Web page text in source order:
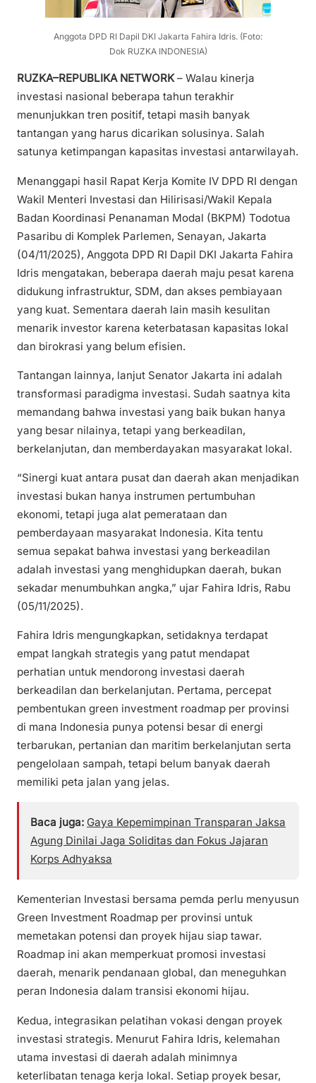
Anggota DPD RI Dapil DKI Jakarta Fahira Idris. (Foto:
Dok RUZKA INDONESIA)
RUZKA–REPUBLIKA NETWORK– Walau kinerja
investasi nasional beberapa tahun terakhir
menunjukkan tren positif, tetapi masih banyak
tantangan yang harus dicarikan solusinya. Salah
satunya ketimpangan kapasitas investasi antarwilayah.
Menanggapi hasil Rapat Kerja Komite IV DPD RI dengan
Wakil Menteri Investasi dan Hilirisasi/Wakil Kepala
Badan Koordinasi Penanaman Modal (BKPM) Todotua
Pasaribu di Komplek Parlemen, Senayan, Jakarta
(04/11/2025), Anggota DPD RI Dapil DKI Jakarta Fahira
Idris mengatakan, beberapa daerah maju pesat karena
didukung infrastruktur, SDM, dan akses pembiayaan
yang kuat. Sementara daerah lain masih kesulitan
menarik investor karena keterbatasan kapasitas lokal
dan birokrasi yang belum efisien.
Tantangan lainnya, lanjut Senator Jakarta ini adalah
transformasi paradigma investasi. Sudah saatnya kita
memandang bahwa investasi yang baik bukan hanya
yang besar nilainya, tetapi yang berkeadilan,
berkelanjutan, dan memberdayakan masyarakat lokal.
“Sinergi kuat antara pusat dan daerah akan menjadikan
investasi bukan hanya instrumen pertumbuhan
ekonomi, tetapi juga alat pemerataan dan
pemberdayaan masyarakat Indonesia. Kita tentu
semua sepakat bahwa investasi yang berkeadilan
adalah investasi yang menghidupkan daerah, bukan
sekadar menumbuhkan angka,” ujar Fahira Idris, Rabu
(05/11/2025).
Fahira Idris mengungkapkan, setidaknya terdapat
empat langkah strategis yang patut mendapat
perhatian untuk mendorong investasi daerah
berkeadilan dan berkelanjutan. Pertama, percepat
pembentukan green investment roadmap per provinsi
di mana Indonesia punya potensi besar di energi
terbarukan, pertanian dan maritim berkelanjutan serta
pengelolaan sampah, tetapi belum banyak daerah
memiliki peta jalan yang jelas.
Baca juga: Gaya Kepemimpinan Transparan Jaksa
Agung Dinilai Jaga Soliditas dan Fokus Jajaran
Korps Adhyaksa
Kementerian Investasi bersama pemda perlu menyusun
Green Investment Roadmap per provinsi untuk
memetakan potensi dan proyek hijau siap tawar.
Roadmap ini akan memperkuat promosi investasi
daerah, menarik pendanaan global, dan meneguhkan
peran Indonesia dalam transisi ekonomi hijau.
Kedua, integrasikan pelatihan vokasi dengan proyek
investasi strategis. Menurut Fahira Idris, kelemahan
utama investasi di daerah adalah minimnya
keterlibatan tenaga kerja lokal. Setiap proyek besar,